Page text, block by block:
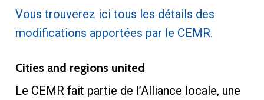
Vous trouverez ici tous les détails des
modifications apportées par le CEMR.
Cities and regions united
Le CEMR fait partie de l’Alliance locale, une